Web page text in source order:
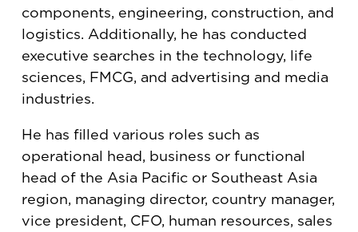
components, engineering, construction, and
logistics. Additionally, he has conducted
executive searches in the technology, life
sciences, FMCG, and advertising and media
industries.
He has filled various roles such as
operational head, business or functional
head of the Asia Pacific or Southeast Asia
region, managing director, country manager,
vice president, CFO, human resources, sales